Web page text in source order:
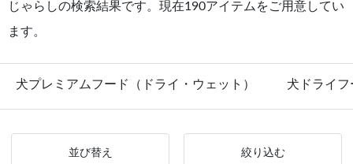
じゃらしの検索結果です。現在190アイテムをご用意してい
ます。
犬プレミアムフード（ドライ・ウェット） 犬ドライフ
並び替え 絞り込む